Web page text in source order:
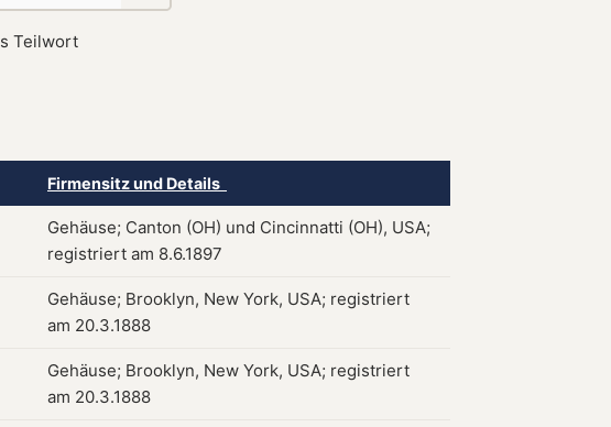
Teilwort
Firmensitz und Details
Gehäuse; Canton (OH) und Cincinnatti (OH), USA;
registriert am 8.6.1897
Gehäuse; Brooklyn, New York, USA; registriert
am 20.3.1888
Gehäuse; Brooklyn, New York, USA; registriert
am 20.3.1888